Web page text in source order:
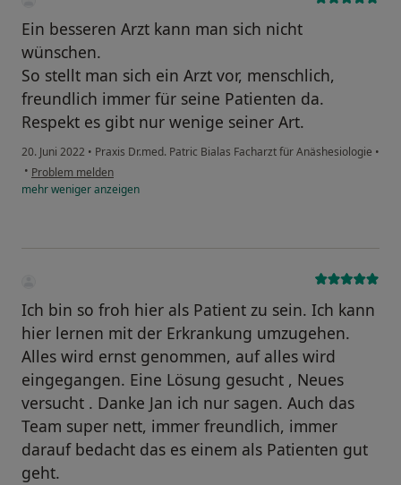
Ein besseren Arzt kann man sich nicht
wünschen.
So stellt man sich ein Arzt vor, menschlich,
freundlich immer für seine Patienten da.
Respekt es gibt nur wenige seiner Art.
20. Juni 2022 • Praxis Dr.med. Patric Bialas Facharzt für Anäshesiologie •
• Problem melden
mehrwenigeranzeigen
Ich bin so froh hier als Patient zu sein. Ich kann
hier lernen mit der Erkrankung umzugehen.
Alles wird ernst genommen, auf alles wird
eingegangen. Eine Lösung gesucht , Neues
versucht . Danke Jan ich nur sagen. Auch das
Team super nett, immer freundlich, immer
darauf bedacht das es einem als Patienten gut
geht.